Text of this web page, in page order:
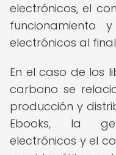
electrónicos, el
funcionamiento
electrónicos al
En el caso de los
carbono se
producción y
Ebooks, la
electrónicos y el